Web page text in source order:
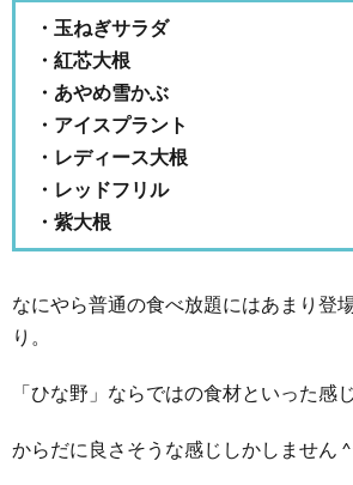
・玉ねぎサラダ
・紅芯大根
・あやめ雪かぶ
・アイスプラント
・レディース大根
・レッドフリル
・紫大根
なにやら普通の食べ放題にはあまり登
り。
「ひな野」ならではの食材といった感
からだに良さそうな感じしかしません